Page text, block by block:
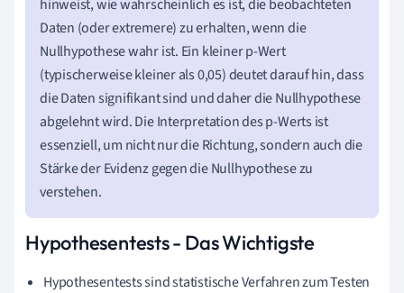
hinweist, wie wahrscheinlich es ist, die beobachteten
Daten (oder extremere) zu erhalten, wenn die
Nullhypothese wahr ist. Ein kleiner p-Wert
(typischerweise kleiner als 0,05) deutet darauf hin, dass
die Daten signifikant sind und daher die Nullhypothese
abgelehnt wird. Die Interpretation des p-Werts ist
essenziell, um nicht nur die Richtung, sondern auch die
Stärke der Evidenz gegen die Nullhypothese zu
verstehen.
Hypothesentests - Das Wichtigste
Hypothesentests sind statistische Verfahren zum Testen